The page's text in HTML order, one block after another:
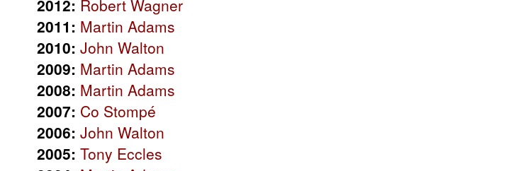
2012: Robert Wagner
2011: Martin Adams
2010: John Walton
2009: Martin Adams
2008: Martin Adams
2007: Co Stompé
2006: John Walton
2005: Tony Eccles